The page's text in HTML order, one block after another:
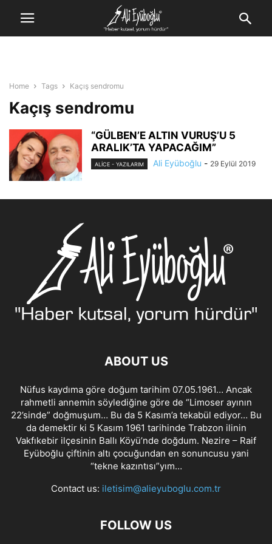
Home Tags Kaçış sendromu
Kaçış sendromu
“GÜLBEN’E ALTIN VURUŞ’U 5
ARALIK’TA YAPACAĞIM”
ALİCE - YAZILARIM Ali Eyüboğlu - 29 Eylül 2019
ABOUT US
Nüfus kaydıma göre doğum tarihim 07.05.1961… Ancak
rahmetli annemin söylediğine göre de “Limoser ayının
22’sinde” doğmuşum… Bu da 5 Kasım’a tekabül ediyor… Bu
da demektir ki 5 Kasım 1961 tarihinde Trabzon ilinin
Vakfıkebir ilçesinin Ballı Köyü’nde doğdum. Nezire – Raif
Eyüboğlu çiftinin altı çocuğundan en sonuncusu yani
“tekne kazıntısı”yım…
Contact us: iletisim@alieyuboglu.com.tr
FOLLOW US